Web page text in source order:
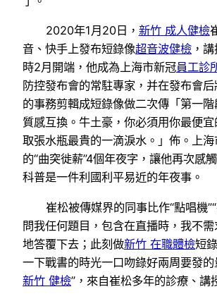
2020年1月20日， 新竹 成人健檢
音、快手上發布短錄像超音波健檢 ，
時2月開端，他成為上海市新冠員工診
防控發布會的常駐專家，并在發布會
的事務剪輯成短錄像做二次傳「第一
質感互換。牛土豪，你必須用你最便
取張水瓶最貴的一滴淚水。」佈。上
的“曲突徙薪”4個年夜字，讓他再次感
科普是一件利國利平易近的年夜事。
崔松被傳媒界的同事比作“點唱機
問我任何題目，包含在直播時，我不
地答覆下去；此刻做新竹 在職體檢短
一下戰書的時光一口吻錄好兩周要發的
新竹 健檢”，來自崔松多年的診療、講